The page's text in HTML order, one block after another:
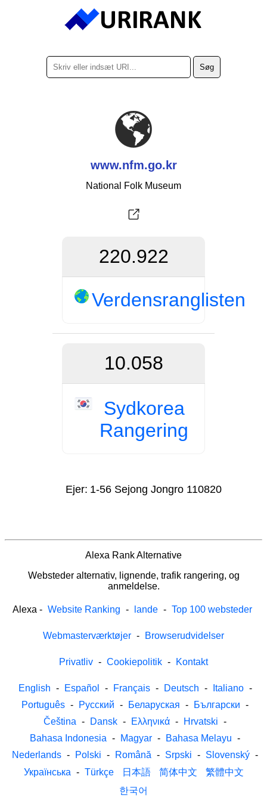
www.nfm.go.kr
National Folk Museum
220.922
Verdensranglisten
10.058
Sydkorea
Rangering
Ejer: 1-56 Sejong Jongro 110820
Alexa Rank Alternative
Websteder alternativ, lignende, trafik rangering, og
anmeldelse.
Alexa - Website Ranking - lande - Top 100 websteder
Webmasterværktøjer - Browserudvidelser
Privatliv - Cookiepolitik - Kontakt
English - Español - Français - Deutsch - Italiano -
Português - Русский - Беларуская - Български -
Čeština - Dansk - Ελληνικά - Hrvatski -
Bahasa Indonesia - Magyar - Bahasa Melayu -
Nederlands - Polski - Română - Srpski - Slovenský -
Українська - Türkçe 日本語 简体中文
繁體中文
한국어